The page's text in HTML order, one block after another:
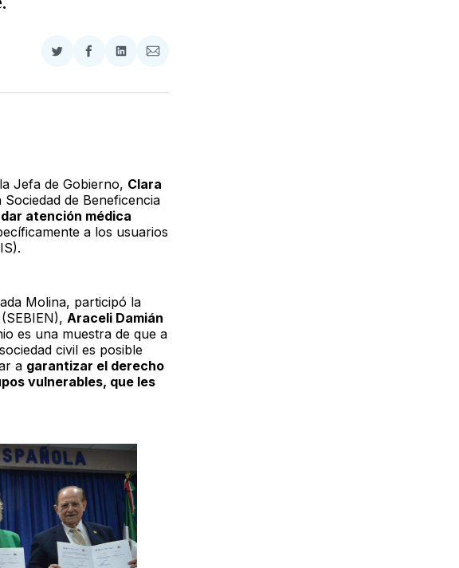
Compartir
Twitter
Compartir
Facebook
Compartir
LinkedIn
Compartir
Email
Jefa de Gobierno, Clara
Sociedad de Beneficencia
atención médica
a los usuarios
Molina, participó la
Araceli Damián
es una muestra de que a
civil es posible
a garantizar el derecho
vulnerables, que les